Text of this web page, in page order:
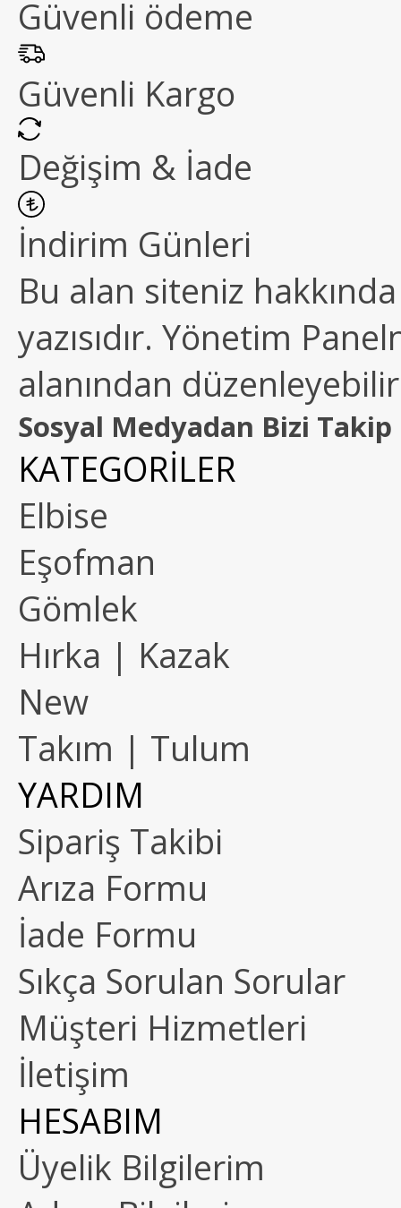
Güvenli ödeme
Güvenli Kargo
Değişim & İade
İndirim Günleri
Bu alan siteniz
yazısıdır. Yönetim
alanından
Sosyal Medyadan Bizi Takip
KATEGORİLER
Elbise
Eşofman
Gömlek
Hırka | Kazak
New
Takım | Tulum
YARDIM
Sipariş Takibi
Arıza Formu
İade Formu
Sıkça Sorulan Sorular
Müşteri Hizmetleri
İletişim
HESABIM
Üyelik Bilgilerim